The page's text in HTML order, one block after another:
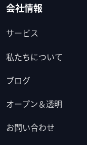
会社情報
サービス
私たちについて
ブログ
オープン＆透明
お問い合わせ